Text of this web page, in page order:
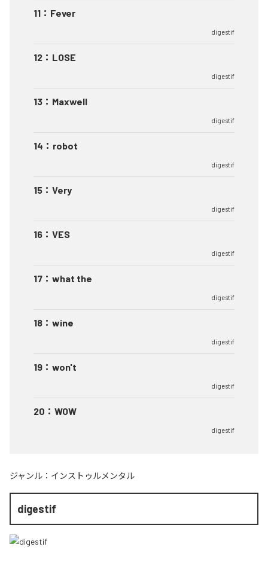
11 ： Fever
digestif
12 ： LOSE
digestif
13 ： Maxwell
digestif
14 ： robot
digestif
15 ： Very
digestif
16 ： VES
digestif
17 ： what the
digestif
18 ： wine
digestif
19 ： won't
digestif
20 ： WOW
digestif
ジャンル： インストゥルメンタル
digestif